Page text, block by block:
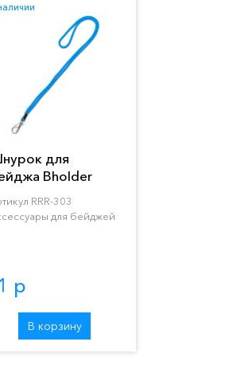
для
Bholder
RRR-303
для бейджей
р
В корзину